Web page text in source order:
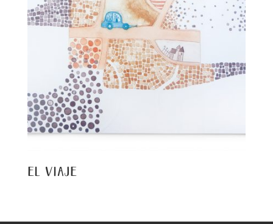
el viaje